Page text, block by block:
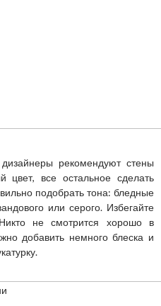
рекомендуют стены
цвет, все остальное сделать
подобрать тона: бледные
или серого. Избегайте
не смотрится хорошо в
добавить немного блеска и